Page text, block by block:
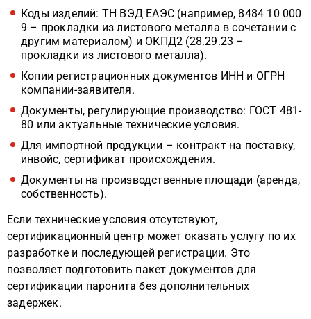
Коды изделий: ТН ВЭД ЕАЭС (например, 8484 10 000
9 – прокладки из листового металла в сочетании с
другим материалом) и ОКПД2 (28.29.23 –
прокладки из листового металла).
Копии регистрационных документов ИНН и ОГРН
компании-заявителя.
Документы, регулирующие производство: ГОСТ 481-
80 или актуальные технические условия.
Для импортной продукции – контракт на поставку,
инвойс, сертификат происхождения.
Документы на производственные площади (аренда,
собственность).
Если технические условия отсутствуют,
сертификационный центр может оказать услугу по их
разработке и последующей регистрации. Это
позволяет подготовить пакет документов для
сертификации паронита без дополнительных
задержек.